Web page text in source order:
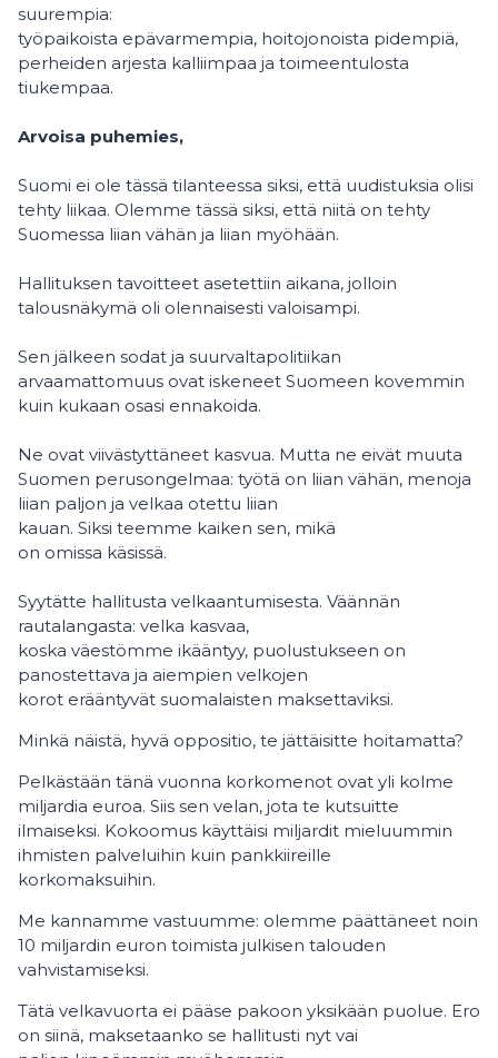
suurempia:
työpaikoista epävarmempia, hoitojonoista pidempiä,
perheiden arjesta kalliimpaa ja toimeentulosta
tiukempaa.
Arvoisa puhemies,
Suomi ei ole tässä tilanteessa siksi, että uudistuksia olisi
tehty liikaa. Olemme tässä siksi, että niitä on tehty
Suomessa liian vähän ja liian myöhään.
Hallituksen tavoitteet asetettiin aikana, jolloin
talousnäkymä oli olennaisesti valoisampi.
Sen jälkeen sodat ja suurvaltapolitiikan
arvaamattomuus ovat iskeneet Suomeen kovemmin
kuin kukaan osasi ennakoida.
Ne ovat viivästyttäneet kasvua. Mutta ne eivät muuta
Suomen perusongelmaa: työtä on liian vähän, menoja
liian paljon ja velkaa otettu liian
kauan. Siksi teemme kaiken sen, mikä
on omissa käsissä.
Syytätte hallitusta velkaantumisesta. Väännän
rautalangasta: velka kasvaa,
koska väestömme ikääntyy, puolustukseen on
panostettava ja aiempien velkojen
korot erääntyvät suomalaisten maksettaviksi.
Minkä näistä, hyvä oppositio, te jättäisitte hoitamatta?
Pelkästään tänä vuonna korkomenot ovat yli kolme
miljardia euroa. Siis sen velan, jota te kutsuitte
ilmaiseksi. Kokoomus käyttäisi miljardit mieluummin
ihmisten palveluihin kuin pankkiireille
korkomaksuihin.
Me kannamme vastuumme: olemme päättäneet noin
10 miljardin euron toimista julkisen talouden
vahvistamiseksi.
Tätä velkavuorta ei pääse pakoon yksikään puolue. Ero
on siinä, maksetaanko se hallitusti nyt vai